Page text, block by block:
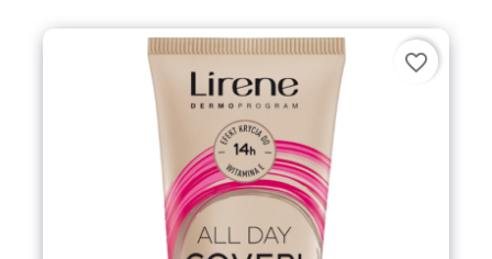
favorite_border